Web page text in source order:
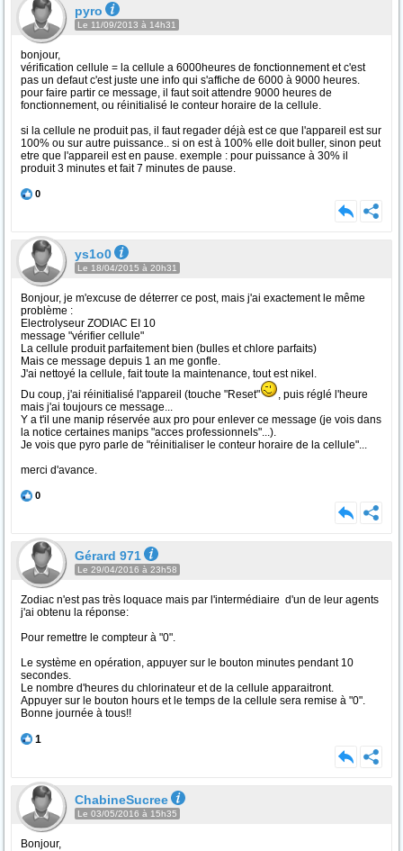
pyro
Le 11/09/2013 à 14h31
bonjour,
vérification cellule = la cellule a 6000heures de fonctionnement et c'est
pas un defaut c'est juste une info qui s'affiche de 6000 à 9000 heures.
pour faire partir ce message, il faut soit attendre 9000 heures de
fonctionnement, ou réinitialisé le conteur horaire de la cellule.
si la cellule ne produit pas, il faut regader déjà est ce que l'appareil est sur
100% ou sur autre puissance.. si on est à 100% elle doit buller, sinon peut
etre que l'appareil est en pause. exemple : pour puissance à 30% il
produit 3 minutes et fait 7 minutes de pause.
0
ys1o0
Le 18/04/2015 à 20h31
Bonjour, je m'excuse de déterrer ce post, mais j'ai exactement le même
problème :
Electrolyseur ZODIAC EI 10
message "vérifier cellule"
La cellule produit parfaitement bien (bulles et chlore parfaits)
Mais ce message depuis 1 an me gonfle.
J'ai nettoyé la cellule, fait toute la maintenance, tout est nikel.
Du coup, j'ai réinitialisé l'appareil (touche "Reset"
, puis réglé l'heure
mais j'ai toujours ce message...
Y a t'il une manip réservée aux pro pour enlever ce message (je vois dans
la notice certaines manips "acces professionnels"...).
Je vois que pyro parle de "réinitialiser le conteur horaire de la cellule"...
merci d'avance.
0
Gérard 971
Le 29/04/2016 à 23h58
Zodiac n'est pas très loquace mais par l'intermédiaire d'un de leur agents
j'ai obtenu la réponse:
Pour remettre le compteur à "0".
Le système en opération, appuyer sur le bouton minutes pendant 10
secondes.
Le nombre d'heures du chlorinateur et de la cellule apparaitront.
Appuyer sur le bouton hours et le temps de la cellule sera remise à "0".
Bonne journée à tous!!
1
ChabineSucree
Le 03/05/2016 à 15h35
Bonjour,